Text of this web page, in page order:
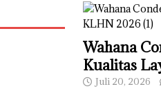
Wahana
Kualitas
Juli 20, 2026